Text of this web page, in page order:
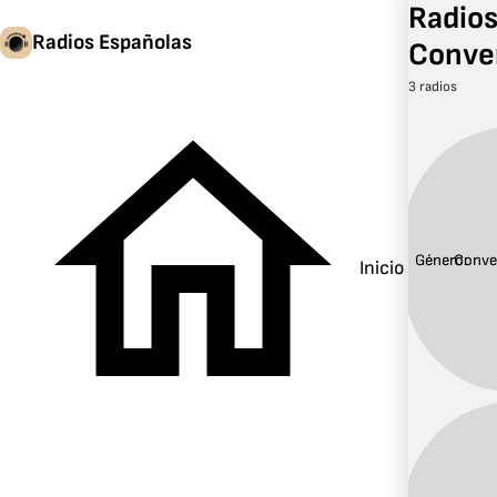
Radios Españolas
Inicio
3 radios
Género: